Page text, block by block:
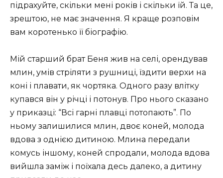
підрахуйте, скільки мені років і скільки їй. Та це,
зрештою, не має значення. Я краще розповім
вам коротенько її біографію.
Мій старший брат Беня жив на селі, орендував
млин, умів стріляти з рушниці, їздити верхи на
коні і плавати, як чортяка. Одного разу влітку
купався він у річці і потонув. Про нього сказано
у приказці: “Всі гарні плавці потопають”. По
ньому залишилися млин, двоє коней, молода
вдова з однією дитиною. Млина передали
комусь іншому, коней спродали, молода вдова
вийшла заміж і поїхала десь далеко, а дитину